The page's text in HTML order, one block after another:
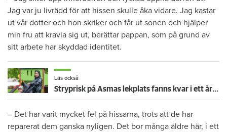
Jag var ju livrädd för att hissen skulle åka vidare. Jag kastar
ut vår dotter och hon skriker och får ut sonen och hjälper
min fru att kravla sig ut, berättar pappan, som på grund av
sitt arbete har skyddad identitet.
Läs också
Stryprisk på Asmas lekplats fanns kvar i ett år – trots besiktningsmannens larm
– Det har varit mycket fel på hissarna, trots att de har
reparerat dem ganska nyligen. Det bor många äldre här, i ett